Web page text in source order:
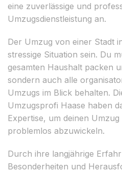
eine zuverlässige und
Umzugsdienstleistung an.
Der Umzug von einer Stadt
stressige Situation sein. Du
gesamten Haushalt packen
sondern auch alle
Umzugs im Blick behalten.
Umzugsprofi Haase haben
Expertise, um deinen
problemlos abzuwickeln.
Durch ihre langjährige
Besonderheiten und